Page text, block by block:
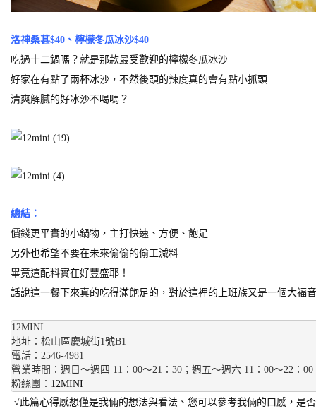
洛神桑葚$40、檸檬冬瓜冰沙$40
吃過十二鍋嗎？就是那款最受歡迎的檸檬冬瓜冰沙
好家在有點了兩杯冰沙，不然後頭的辣度真的會有點小抓頭
清爽解膩的好冰沙不喝嗎？
總結：
價錢更平實的小鍋物，主打快速、方便、飽足
另外也希望不要在未來偷偷的偷工減料
畢竟這配料實在好豐盛耶！
話說這一餐下來真的吃得滿飽足的，對於這裡的上班族又是一個大福
12MINI
地址：松山區慶城街1號B1
電話：2546-4981
營業時間：週日～週四 11：00～21：30；週五～週六 11：00～22：00
粉絲團： 12MINI
√此篇心得感想僅是我倆的想法與看法、您可以參考我倆的口感，是